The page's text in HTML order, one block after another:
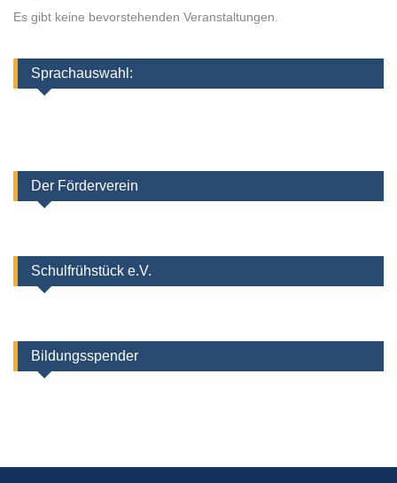
Es gibt keine bevorstehenden Veranstaltungen.
Sprachauswahl:
Der Förderverein
Schulfrühstück e.V.
Bildungsspender